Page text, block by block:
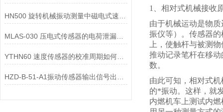
MLAS-030 压电式传感器的电荷泄漏机制是什么？
YTHN60 速度传感器的校准周期如何确定？
1、相对式机械接收
由于机械运动是物
振仪等）。传感器
上，使触杆与被测
推动记录笔杆在移
数。
由此可知，相对式
的*振动。这样，就
内燃机车上测试内